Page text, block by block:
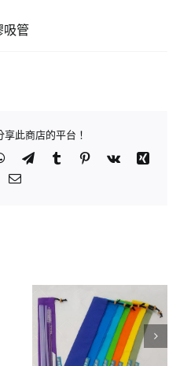
吸管
此商店的平台！
WhatsApp
TelegramTumblr Pinterest
Vk
Xing
Email: